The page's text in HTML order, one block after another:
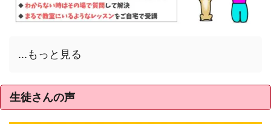
...もっと見る
生徒さんの声